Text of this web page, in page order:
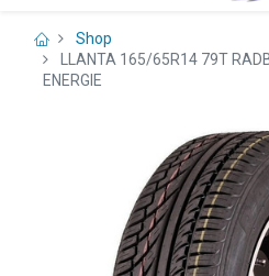
Shop
LLANTA 165/65R14 79T
ENERGIE